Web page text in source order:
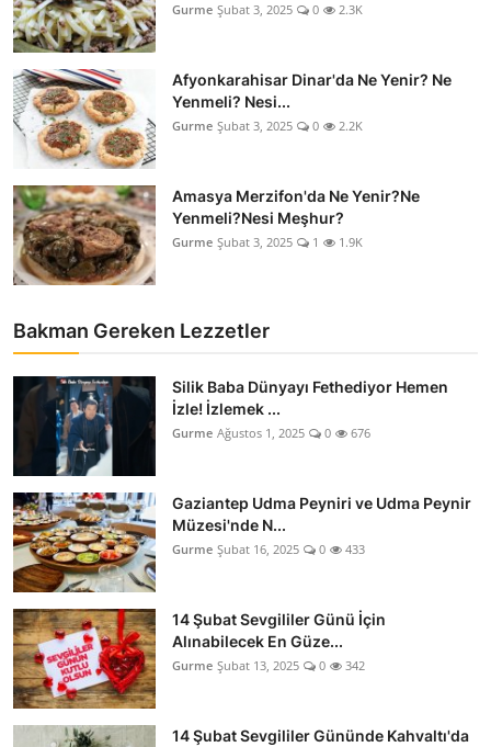
Gurme Şubat 3, 2025 0 2.3K
Afyonkarahisar Dinar'da Ne Yenir? Ne
Yenmeli? Nesi...
Gurme Şubat 3, 2025 0 2.2K
Amasya Merzifon'da Ne Yenir?Ne
Yenmeli?Nesi Meşhur?
Gurme Şubat 3, 2025 1 1.9K
Bakman Gereken Lezzetler
Silik Baba Dünyayı Fethediyor Hemen
İzle! İzlemek ...
Gurme Ağustos 1, 2025 0 676
Gaziantep Udma Peyniri ve Udma Peynir
Müzesi'nde N...
Gurme Şubat 16, 2025 0 433
14 Şubat Sevgililer Günü İçin
Alınabilecek En Güze...
Gurme Şubat 13, 2025 0 342
14 Şubat Sevgililer Gününde Kahvaltı'da